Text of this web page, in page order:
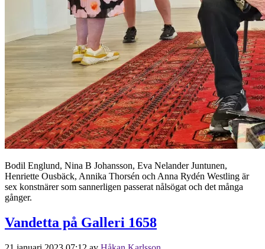
Bodil Englund, Nina B Johansson, Eva Nelander Juntunen,
Henriette Ousbäck, Annika Thorsén och Anna Rydén Westling är
sex konstnärer som sannerligen passerat nålsögat och det många
gånger.
Vandetta på Galleri 1658